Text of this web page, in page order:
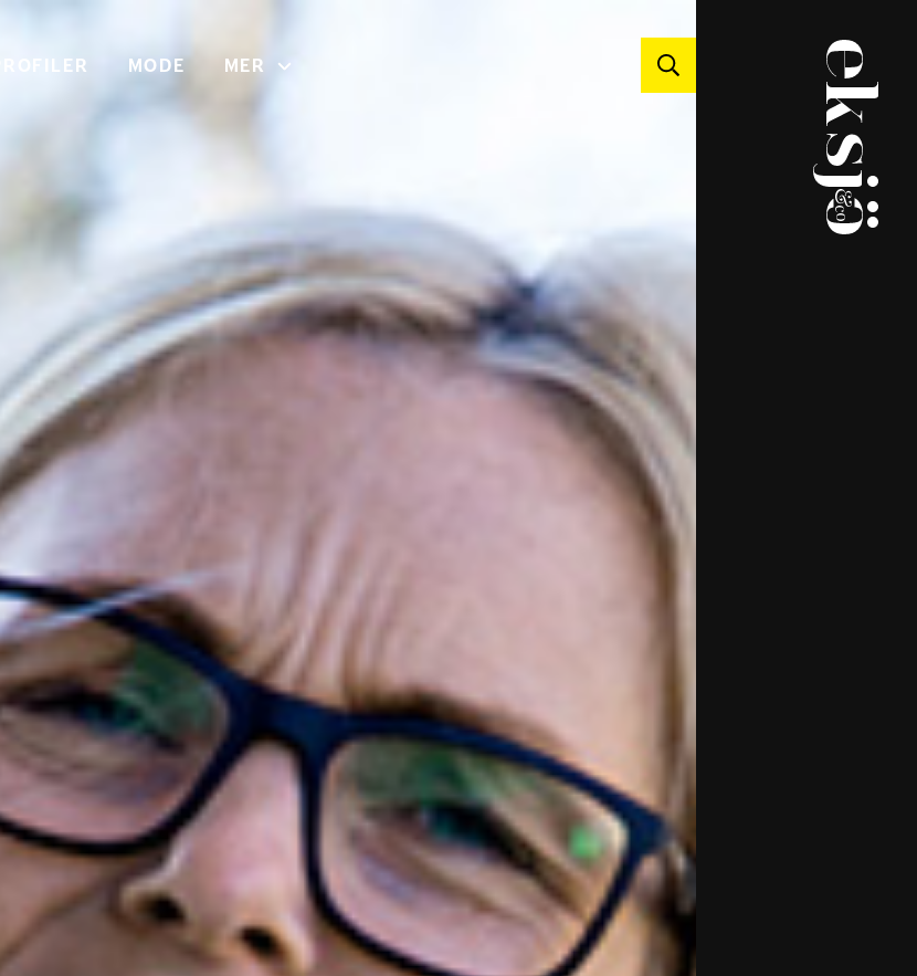
PROFILER MODE MER